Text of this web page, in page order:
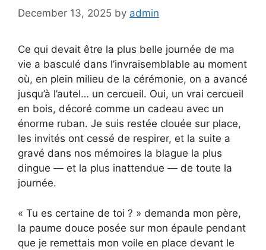
December 13, 2025 by admin
Ce qui devait être la plus belle journée de ma
vie a basculé dans l’invraisemblable au moment
où, en plein milieu de la cérémonie, on a avancé
jusqu’à l’autel… un cercueil. Oui, un vrai cercueil
en bois, décoré comme un cadeau avec un
énorme ruban. Je suis restée clouée sur place,
les invités ont cessé de respirer, et la suite a
gravé dans nos mémoires la blague la plus
dingue — et la plus inattendue — de toute la
journée.
« Tu es certaine de toi ? » demanda mon père,
la paume douce posée sur mon épaule pendant
que je remettais mon voile en place devant le